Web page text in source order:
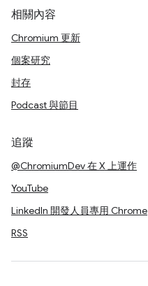
相關內容
Chromium 更新
個案研究
封存
Podcast 與節目
追蹤
@ChromiumDev 在 X 上運作
YouTube
LinkedIn 開發人員專用 Chrome
RSS